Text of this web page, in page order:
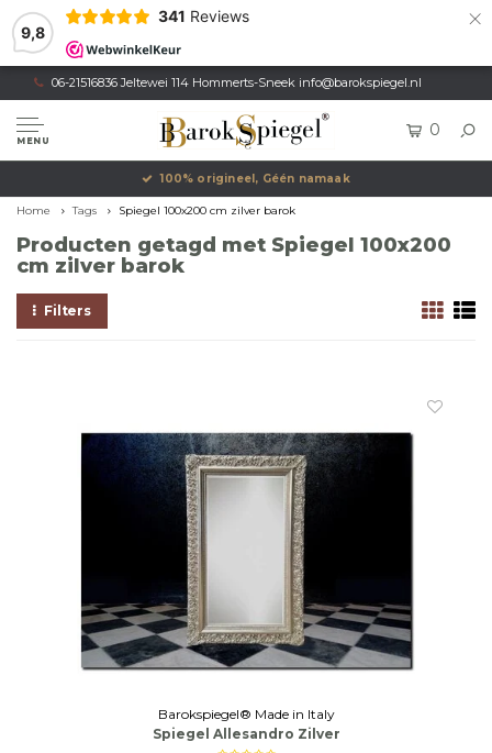
9,8
341 Reviews ×
06-21516836 Jeltewei 114 Hommerts-Sneek info@barokspiegel.nl
MENU
0
100% origineel, Géén namaak
Home Tags Spiegel 100x200 cm zilver barok
Producten getagd met Spiegel 100x200
cm zilver barok
Filters
Barokspiegel® Made in Italy
Spiegel Allesandro Zilver